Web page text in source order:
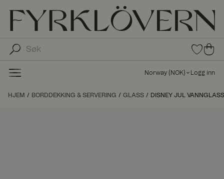
0
pro
ter i
er
0
pro
du
r i
Norway ( NOK) Logg inn
HJEM BORDDEKKING & SERVERING GLASS DISNEY JUL